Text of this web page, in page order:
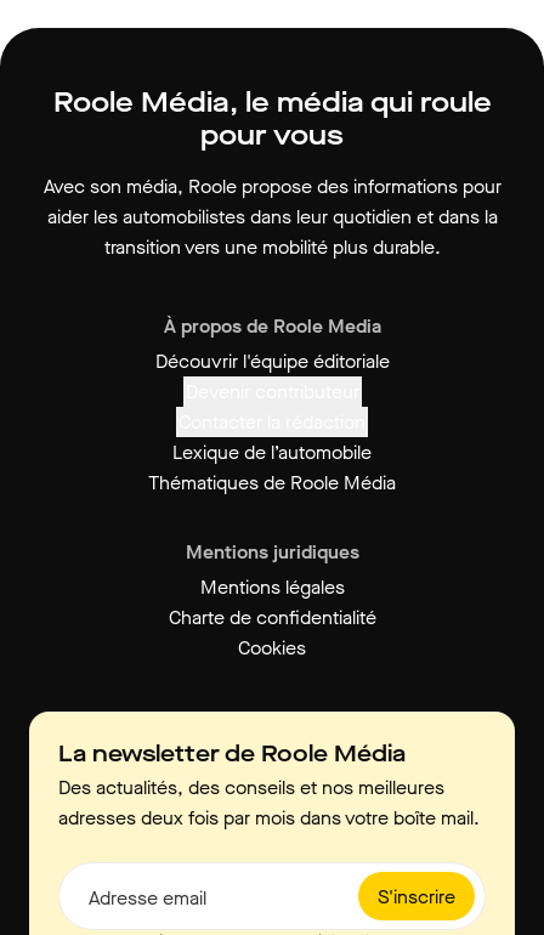
Roole Média, le média qui roule
pour vous
Avec son média, Roole propose des informations pour
aider les automobilistes dans leur quotidien et dans la
transition vers une mobilité plus durable.
À propos de Roole Media
Découvrir l'équipe éditoriale
Lexique de l’automobile
Thématiques de Roole Média
Mentions juridiques
Mentions légales
Charte de confidentialité
Cookies
La newsletter de Roole Média
Des actualités, des conseils et nos meilleures
adresses deux fois par mois dans votre boîte mail.
S'inscrire
Adresse email